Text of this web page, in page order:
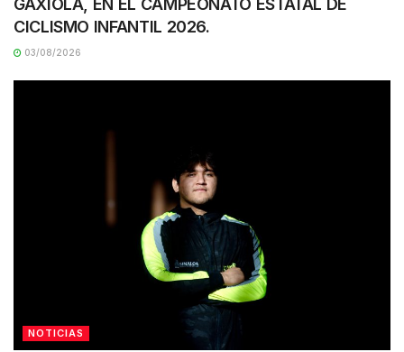
GAXIOLA, EN EL CAMPEONATO ESTATAL DE
CICLISMO INFANTIL 2026.
03/08/2026
NOTICIAS